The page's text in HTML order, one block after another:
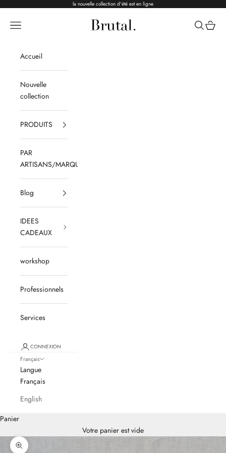
la nouvelle collection d'été est en ligne
Brutal Ceramics
Menu Recherche
Panier
Accueil
Nouvelle
collection
PRODUITS
PAR
ARTISANS/MARQUES
Blog
IDEES
CADEAUX
workshop
Professionnels
Services
CONNEXION
Français
Langue
Français
English
Panier
Votre panier est vide
Zoomer sur l'image